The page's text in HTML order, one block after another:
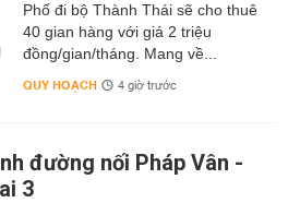
Phố đi bộ Thành Thái sẽ cho thuê
40 gian hàng với giá 2 triệu
đồng/gian/tháng. Mang về...
QUY HOẠCH 4 giờ trước
đường nối Pháp Vân -
3